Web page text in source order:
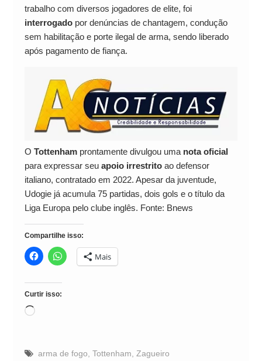
trabalho com diversos jogadores de elite, foi
interrogadopor denúncias de chantagem, condução
sem habilitação e porte ilegal de arma, sendo liberado
após pagamento de fiança.
O Tottenhamprontamente divulgou uma nota oficial
para expressar seu apoio irrestritoao defensor
italiano, contratado em 2022. Apesar da juventude,
Udogie já acumula 75 partidas, dois gols e o título da
Liga Europa pelo clube inglês. Fonte: Bnews
Compartilhe isso:
Mais
Curtir isso:
Carregando...
arma de fogo Tottenham Zagueiro